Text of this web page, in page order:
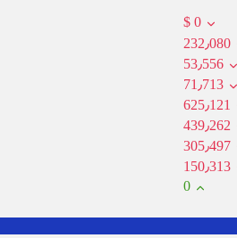
$ 0
232٫080
53٫556
71٫713
625٫121
439٫262
305٫497
150٫313
0